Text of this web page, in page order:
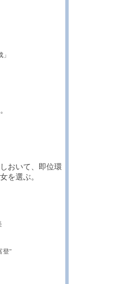
おいて、即位環
を選ぶ。
登"